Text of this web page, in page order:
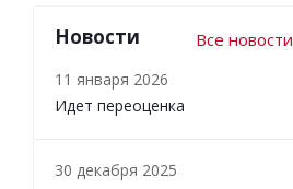
Новости Все новости
11 января 2026
Идет переоценка
30 декабря 2025